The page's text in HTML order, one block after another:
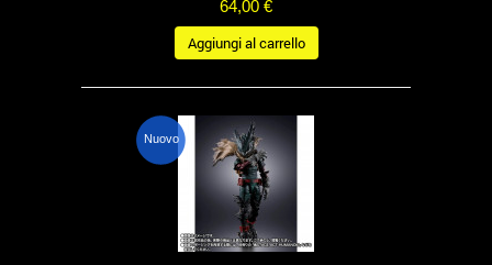
64,00 €
Aggiungi al carrello
Nuovo